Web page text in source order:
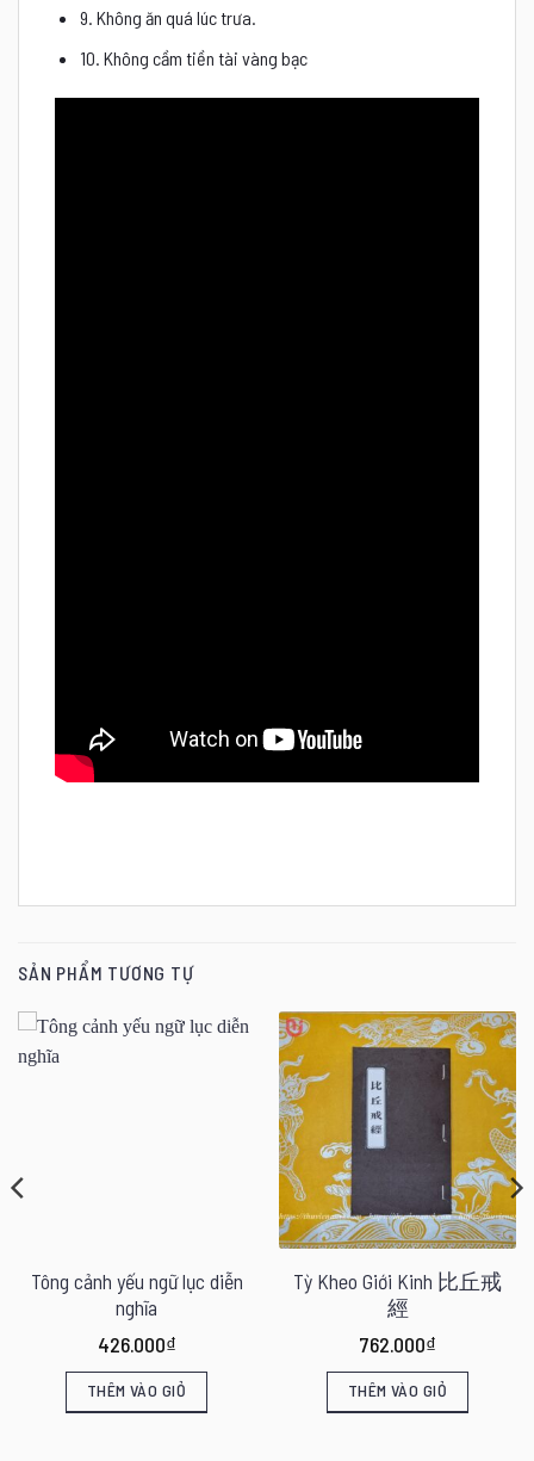
9. Không ăn quá lúc trưa.
10. Không cầm tiền tài vàng bạc
SẢN PHẨM TƯƠNG TỰ
Tông cảnh yếu ngữ lục diễn
nghĩa
426.000₫
THÊM VÀO GIỎ
Tỳ Kheo Giới Kinh 比丘戒
經
762.000₫
THÊM VÀO GIỎ